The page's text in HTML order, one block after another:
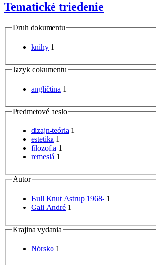
Tematické triedenie
Druh dokumentu
knihy 1
Jazyk dokumentu
angličtina 1
Predmetové heslo
dizajn-teória 1
estetika 1
filozofia 1
remeslá 1
Autor
Bull Knut Astrup 1968- 1
Gali André 1
Krajina vydania
Nórsko 1